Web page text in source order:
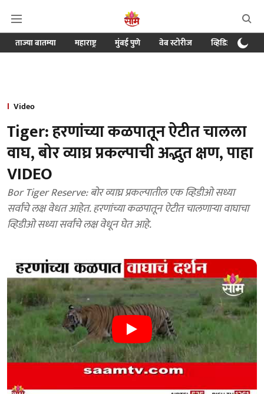
ताज्या बातम्या महाराष्ट्र मुंबई पुणे वेब स्टोरीज व्हिडिओ
Video
Tiger: हरणांच्या कळपातून ऐटीत चालला
वाघ, बोर व्याघ्र प्रकल्पाची अद्भुत क्षण, पाहा
VIDEO
Bor Tiger Reserve: बोर व्याघ्र प्रकल्पातील एक व्हिडीओ सध्या
सर्वांचे लक्ष वेधत आहेत. हरणांच्या कळपातून ऐटीत चालणाऱ्या वाघाचा
व्हिडीओ सध्या सर्वांचे लक्ष वेधून घेत आहे.